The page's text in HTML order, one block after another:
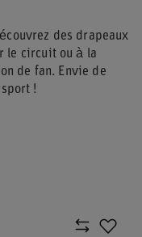
des drapeaux
le circuit ou à la
de fan. Envie de
!